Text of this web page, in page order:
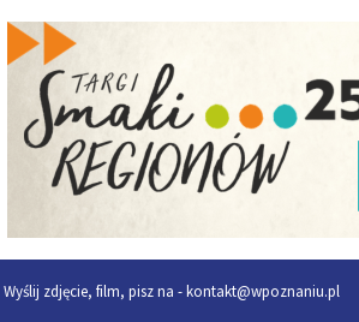
Wyślij zdjęcie, film, pisz na -kontakt@wpoznaniu.pl